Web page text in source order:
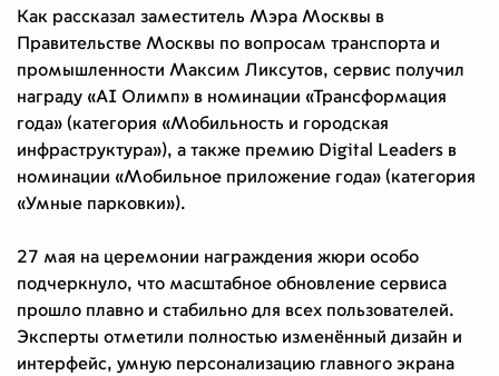
Как рассказал заместитель Мэра Москвы в
Правительстве Москвы по вопросам транспорта и
промышленности Максим Ликсутов, сервис получил
награду «AI Олимп» в номинации «Трансформация
года» (категория «Мобильность и городская
инфраструктура»), а также премию Digital Leaders в
номинации «Мобильное приложение года» (категория
«Умные парковки»).
27 мая на церемонии награждения жюри особо
подчеркнуло, что масштабное обновление сервиса
прошло плавно и стабильно для всех пользователей.
Эксперты отметили полностью изменённый дизайн и
интерфейс, умную персонализацию главного экрана